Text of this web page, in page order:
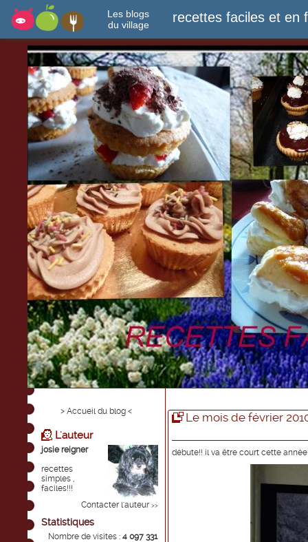
Les blogs
du village
recettes faciles et en
> Accueil du blog <
L'auteur
josie reigner
recettes
simples ,
faciles!!!
Contacter l'auteur >>
Statistiques
Nombre de visites : 4 097 331
Le mois de février
débute!! il va être court cette